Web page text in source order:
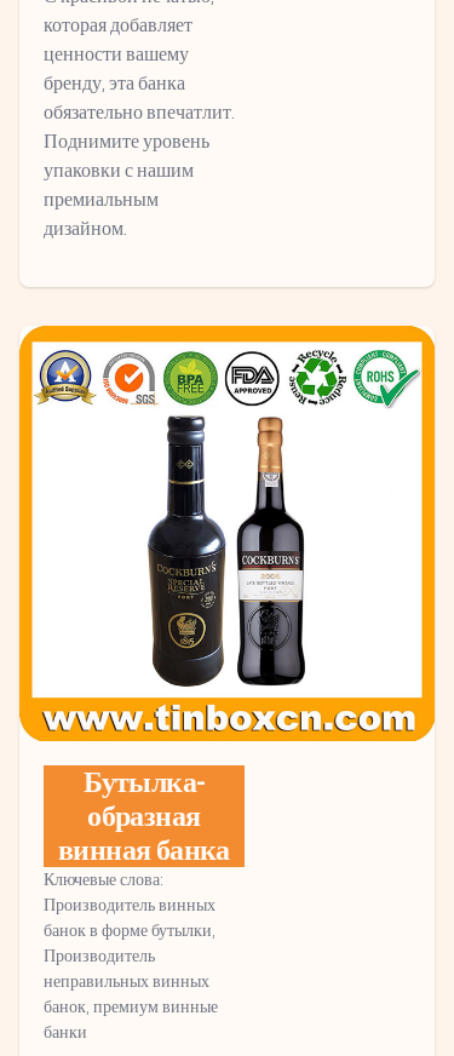
которая добавляет
ценности вашему
бренду, эта банка
обязательно впечатлит.
Поднимите уровень
упаковки с нашим
премиальным
дизайном.
Бутылка-
образная
винная банка
Ключевые слова:
Производитель винных
банок в форме бутылки,
Производитель
неправильных винных
банок, премиум винные
банки